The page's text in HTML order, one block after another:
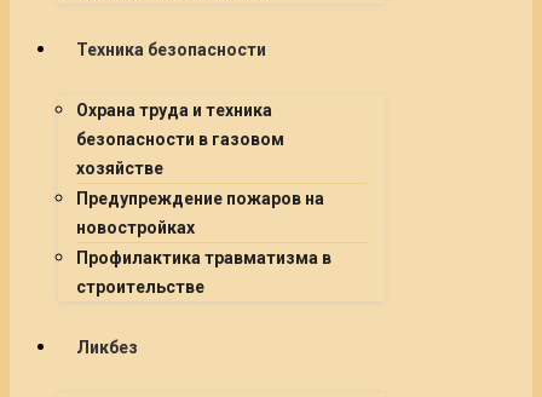
Техника безопасности
Охрана труда и техника
безопасности в газовом
хозяйстве
Предупреждение пожаров на
новостройках
Профилактика травматизма в
строительстве
Ликбез